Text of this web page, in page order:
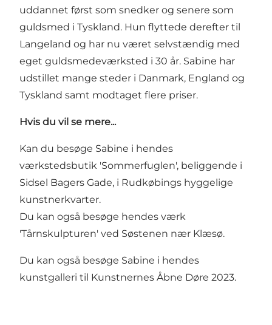
uddannet først som snedker og senere som
guldsmed i Tyskland. Hun flyttede derefter til
Langeland og har nu været selvstændig med
eget guldsmedeværksted i 30 år. Sabine har
udstillet mange steder i Danmark, England og
Tyskland samt modtaget flere priser.
Hvis du vil se mere...
Kan du besøge Sabine i hendes
værkstedsbutik 'Sommerfuglen', beliggende i
Sidsel Bagers Gade, i Rudkøbings hyggelige
kunstnerkvarter.
Du kan også besøge hendes værk
'Tårnskulpturen' ved Søstenen nær Klæsø.
Du kan også besøge Sabine i hendes
kunstgalleri til Kunstnernes Åbne Døre 2023.